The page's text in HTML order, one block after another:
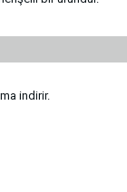
indirir.